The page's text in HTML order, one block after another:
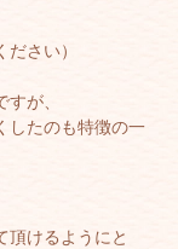
さい）
が、
したのも特徴の一
頂けるようにと